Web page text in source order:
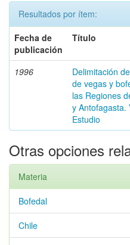
Resultados por ítem:
Fecha de
publicación
Título
1996
Delimitación
de vegas y
las Regiones
y Antofagasta.
Estudio
Otras opciones
Materia
Bofedal
Chile